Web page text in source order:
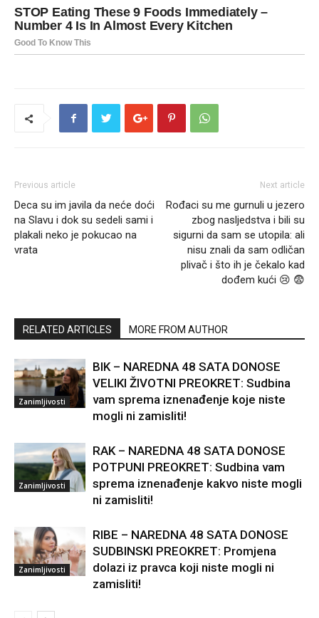
Previous article
Deca su im javila da neće doći
na Slavu i dok su sedeli sami i
plakali neko je pokucao na
vrata
Next article
Rođaci su me gurnuli u jezero
zbog nasljedstva i bili su
sigurni da sam se utopila: ali
nisu znali da sam odličan
plivač i što ih je čekalo kad
dođem kući 😢 😨
RELATED ARTICLES MORE FROM AUTHOR
Zanimljivosti
BIK – NAREDNA 48 SATA DONOSE
VELIKI ŽIVOTNI PREOKRET: Sudbina
vam sprema iznenađenje koje niste
mogli ni zamisliti!
Zanimljivosti
RAK – NAREDNA 48 SATA DONOSE
POTPUNI PREOKRET: Sudbina vam
sprema iznenađenje kakvo niste mogli
ni zamisliti!
Zanimljivosti
RIBE – NAREDNA 48 SATA DONOSE
SUDBINSKI PREOKRET: Promjena
dolazi iz pravca koji niste mogli ni
zamisliti!